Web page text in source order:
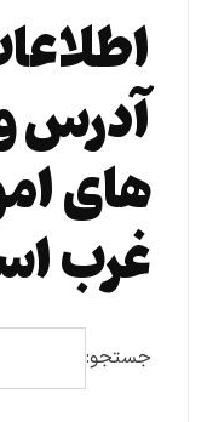
آدرس
های
غرب
جستجو: